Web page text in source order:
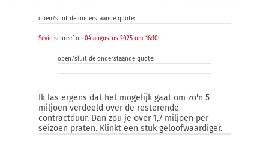
open/sluit de onderstaande quote:
Sevic schreef op 04 augustus 2025 om 16:10:
open/sluit de onderstaande quote:
Ik las ergens dat het mogelijk gaat om zo'n 5
miljoen verdeeld over de resterende
contractduur. Dan zou je over 1,7 miljoen per
seizoen praten. Klinkt een stuk geloofwaardiger.